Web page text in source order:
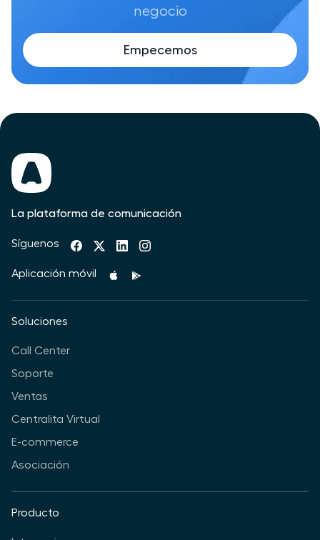
negocio
Empecemos
La plataforma de comunicación
Síguenos
Aplicación móvil
Soluciones
Call Center
Soporte
Ventas
Centralita Virtual
E-commerce
Asociación
Producto